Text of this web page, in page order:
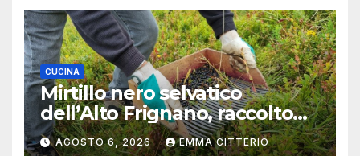
CUCINA
Mirtillo nero selvatico
dell’Alto Frignano, raccolto
buono e clima da monitorare
AGOSTO 6, 2026 EMMA CITTERIO